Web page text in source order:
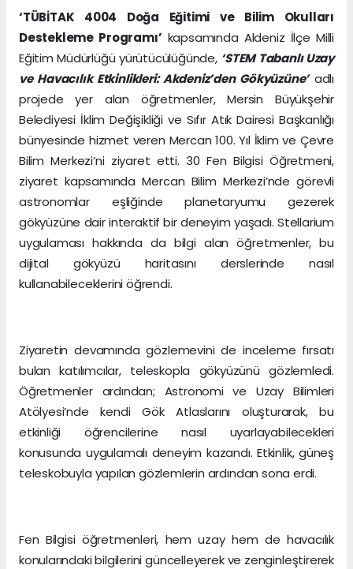
‘TÜBİTAK 4004 Doğa Eğitimi ve Bilim Okulları
Destekleme Programı’ kapsamında Aldeniz İlçe Milli
Eğitim Müdürlüğü yürütücülüğünde, ‘STEM Tabanlı Uzay
ve Havacılık Etkinlikleri: Akdeniz’den Gökyüzüne’adlı
projede yer alan öğretmenler, Mersin Büyükşehir
Belediyesi İklim Değişikliği ve Sıfır Atık Dairesi Başkanlığı
bünyesinde hizmet veren Mercan 100. Yıl İklim ve Çevre
Bilim Merkezi’ni ziyaret etti. 30 Fen Bilgisi Öğretmeni,
ziyaret kapsamında Mercan Bilim Merkezi’nde görevli
astronomlar eşliğinde planetaryumu gezerek
gökyüzüne dair interaktif bir deneyim yaşadı. Stellarium
uygulaması hakkında da bilgi alan öğretmenler, bu
dijital gökyüzü haritasını derslerinde nasıl
kullanabileceklerini öğrendi.
Ziyaretin devamında gözlemevini de inceleme fırsatı
bulan katılımcılar, teleskopla gökyüzünü gözlemledi.
Öğretmenler ardından; Astronomi ve Uzay Bilimleri
Atölyesi’nde kendi Gök Atlaslarını oluşturarak, bu
etkinliği öğrencilerine nasıl uyarlayabilecekleri
konusunda uygulamalı deneyim kazandı. Etkinlik, güneş
teleskobuyla yapılan gözlemlerin ardından sona erdi.
Fen Bilgisi öğretmenleri, hem uzay hem de havacılık
konularındaki bilgilerini güncelleyerek ve zenginleştirerek